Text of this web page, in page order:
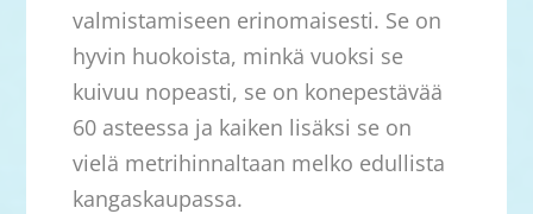
valmistamiseen erinomaisesti. Se on
hyvin huokoista, minkä vuoksi se
kuivuu nopeasti, se on konepestävää
60 asteessa ja kaiken lisäksi se on
vielä metrihinnaltaan melko edullista
kangaskaupassa.